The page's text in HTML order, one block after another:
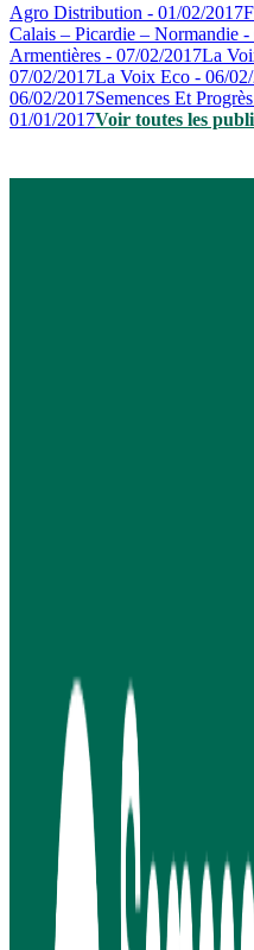
Agro Distribution - 01/02/2017
Calais – Picardie – Normandie
Armentières - 07/02/2017La
07/02/2017La Voix Eco - 06/
06/02/2017Semences Et
01/01/2017Voir toutes les